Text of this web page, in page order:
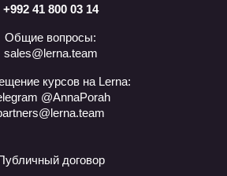
+992 41 800 03 14
Общие вопросы:
sales@lerna.team
курсов на Lerna:
@AnnaPorah
договор